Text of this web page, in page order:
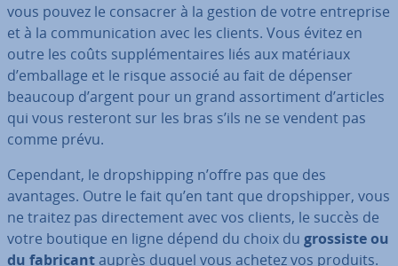
vous pouvez le consacrer à la gestion de votre en­tre­prise
et à la com­mu­ni­ca­tion avec les clients. Vous évitez en
outre les coûts sup­plé­men­taires liés aux matériaux
d’emballage et le risque associé au fait de dépenser
beaucoup d’argent pour un grand as­sor­ti­ment d’articles
qui vous resteront sur les bras s’ils ne se vendent pas
comme prévu.
Cependant, le drop­ship­ping n’offre pas que des
avantages. Outre le fait qu’en tant que drop­ship­per, vous
ne traitez pas di­rec­te­ment avec vos clients, le succès de
votre boutique en ligne dépend du choix du grossiste ou
du fabricantauprès duquel vous achetez vos produits.